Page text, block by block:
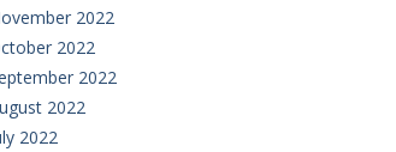
2022
2022
2022
2022
2022